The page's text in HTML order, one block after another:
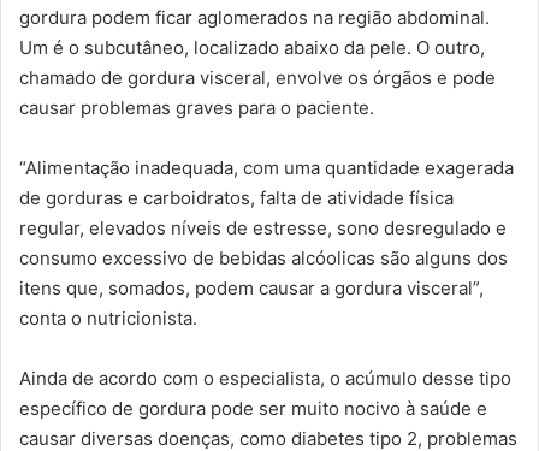
gordura podem ficar aglomerados na região abdominal.
Um é o subcutâneo, localizado abaixo da pele. O outro,
chamado de gordura visceral, envolve os órgãos e pode
causar problemas graves para o paciente.
“Alimentação inadequada, com uma quantidade exagerada
de gorduras e carboidratos, falta de atividade física
regular, elevados níveis de estresse, sono desregulado e
consumo excessivo de bebidas alcóolicas são alguns dos
itens que, somados, podem causar a gordura visceral”,
conta o nutricionista.
Ainda de acordo com o especialista, o acúmulo desse tipo
específico de gordura pode ser muito nocivo à saúde e
causar diversas doenças, como diabetes tipo 2, problemas